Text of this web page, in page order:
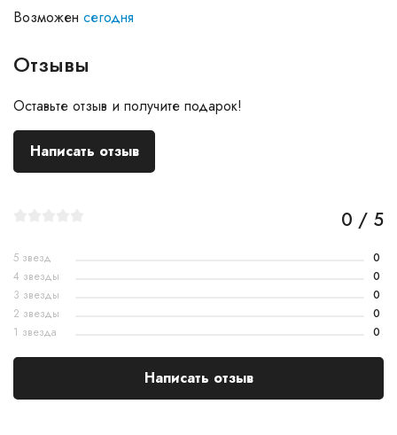
Возможен сегодня
Отзывы
Оставьте отзыв и получите подарок!
Написать отзыв
0 / 5
5 звезд
0
4 звезды
0
3 звезды
0
2 звезды
0
1 звезда
0
Написать отзыв